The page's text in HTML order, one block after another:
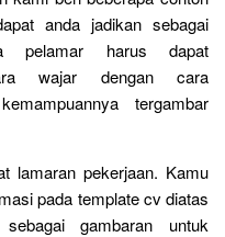
anda jadikan sebagai
pelamar harus dapat
wajar dengan cara
tergambar
lamaran pekerjaan. Kamu
pada template cv diatas
gambaran untuk